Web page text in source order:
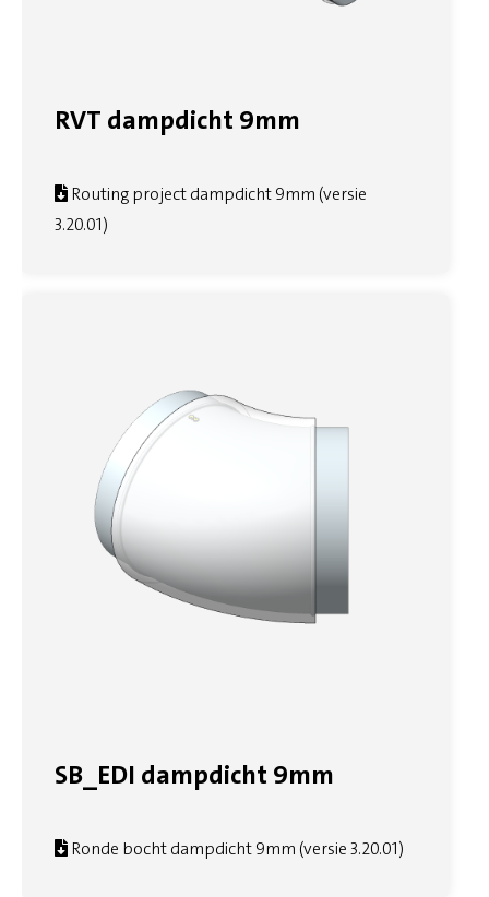
RVT dampdicht 9mm
Routing project dampdicht 9mm (versie
3.20.01)
SB_EDI dampdicht 9mm
Ronde bocht dampdicht 9mm (versie 3.20.01)